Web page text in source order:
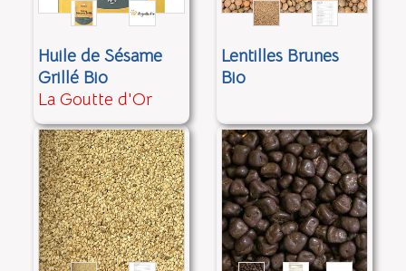
Huile de Sésame
Grillé Bio
La Goutte d'Or
Lentilles Brunes
Bio